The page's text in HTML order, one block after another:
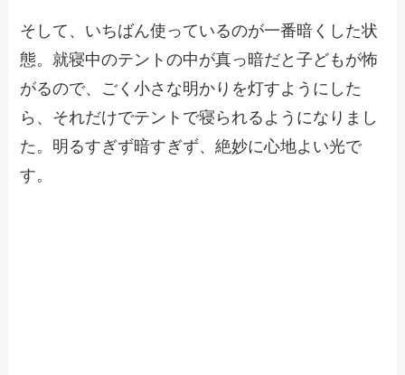
そして、いちばん使っているのが一番暗くした状
態。就寝中のテントの中が真っ暗だと子どもが怖
がるので、ごく小さな明かりを灯すようにした
ら、それだけでテントで寝られるようになりまし
た。明るすぎず暗すぎず、絶妙に心地よい光で
す。